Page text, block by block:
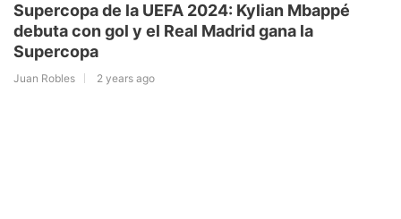
Supercopa de la UEFA 2024: Kylian Mbappé
debuta con gol y el Real Madrid gana la
Supercopa
Juan Robles 2 years ago